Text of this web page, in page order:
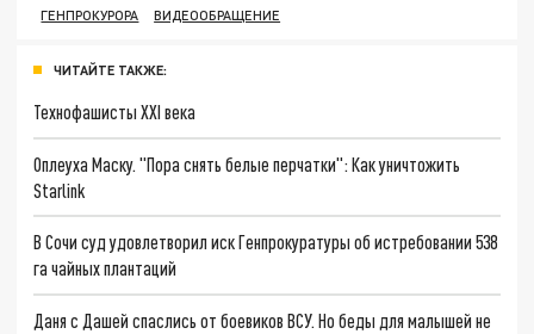
ГЕНПРОКУРОРА
ВИДЕООБРАЩЕНИЕ
ЧИТАЙТЕ ТАКЖЕ:
Технофашисты XXI века
Оплеуха Маску. "Пора снять белые перчатки": Как уничтожить
Starlink
В Сочи суд удовлетворил иск Генпрокуратуры об истребовании 538
га чайных плантаций
Даня с Дашей спаслись от боевиков ВСУ. Но беды для малышей не